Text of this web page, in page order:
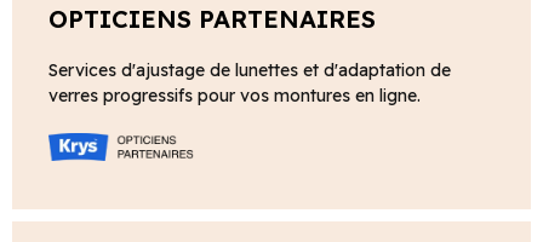
OPTICIENS PARTENAIRES
Services d'ajustage de lunettes et d'adaptation de
verres progressifs pour vos montures en ligne.